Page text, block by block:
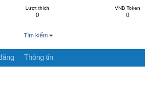
Lượt thích
0
VNB Token
0
Tìm kiếm
Thông tin